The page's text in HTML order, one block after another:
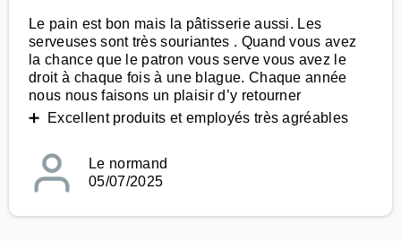
Le pain est bon mais la pâtisserie aussi. Les
serveuses sont très souriantes . Quand vous avez
la chance que le patron vous serve vous avez le
droit à chaque fois à une blague. Chaque année
nous nous faisons un plaisir d’y retourner
➕ Excellent produits et employés très agréables
Le normand
05/07/2025